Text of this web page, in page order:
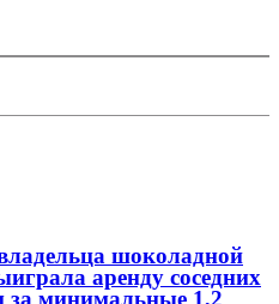
шоколадной
аренду соседних
за минимальные 1,2